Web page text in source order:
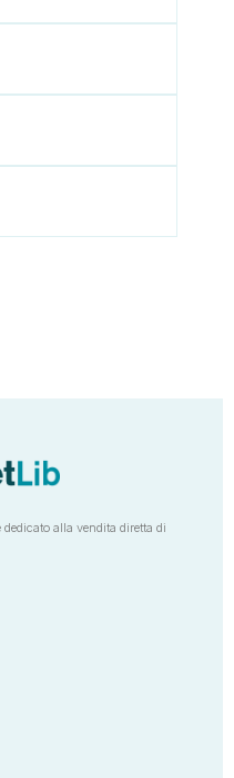
alla vendita diretta di